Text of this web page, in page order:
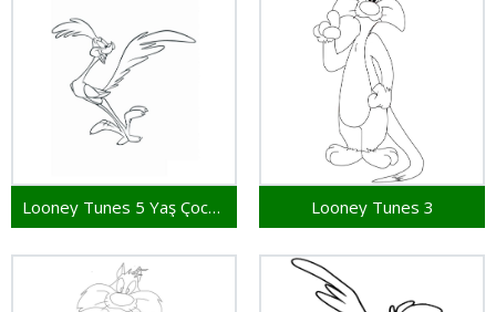
Looney Tunes 5 Yaş Çocuklar İçin Looney Tunes 3